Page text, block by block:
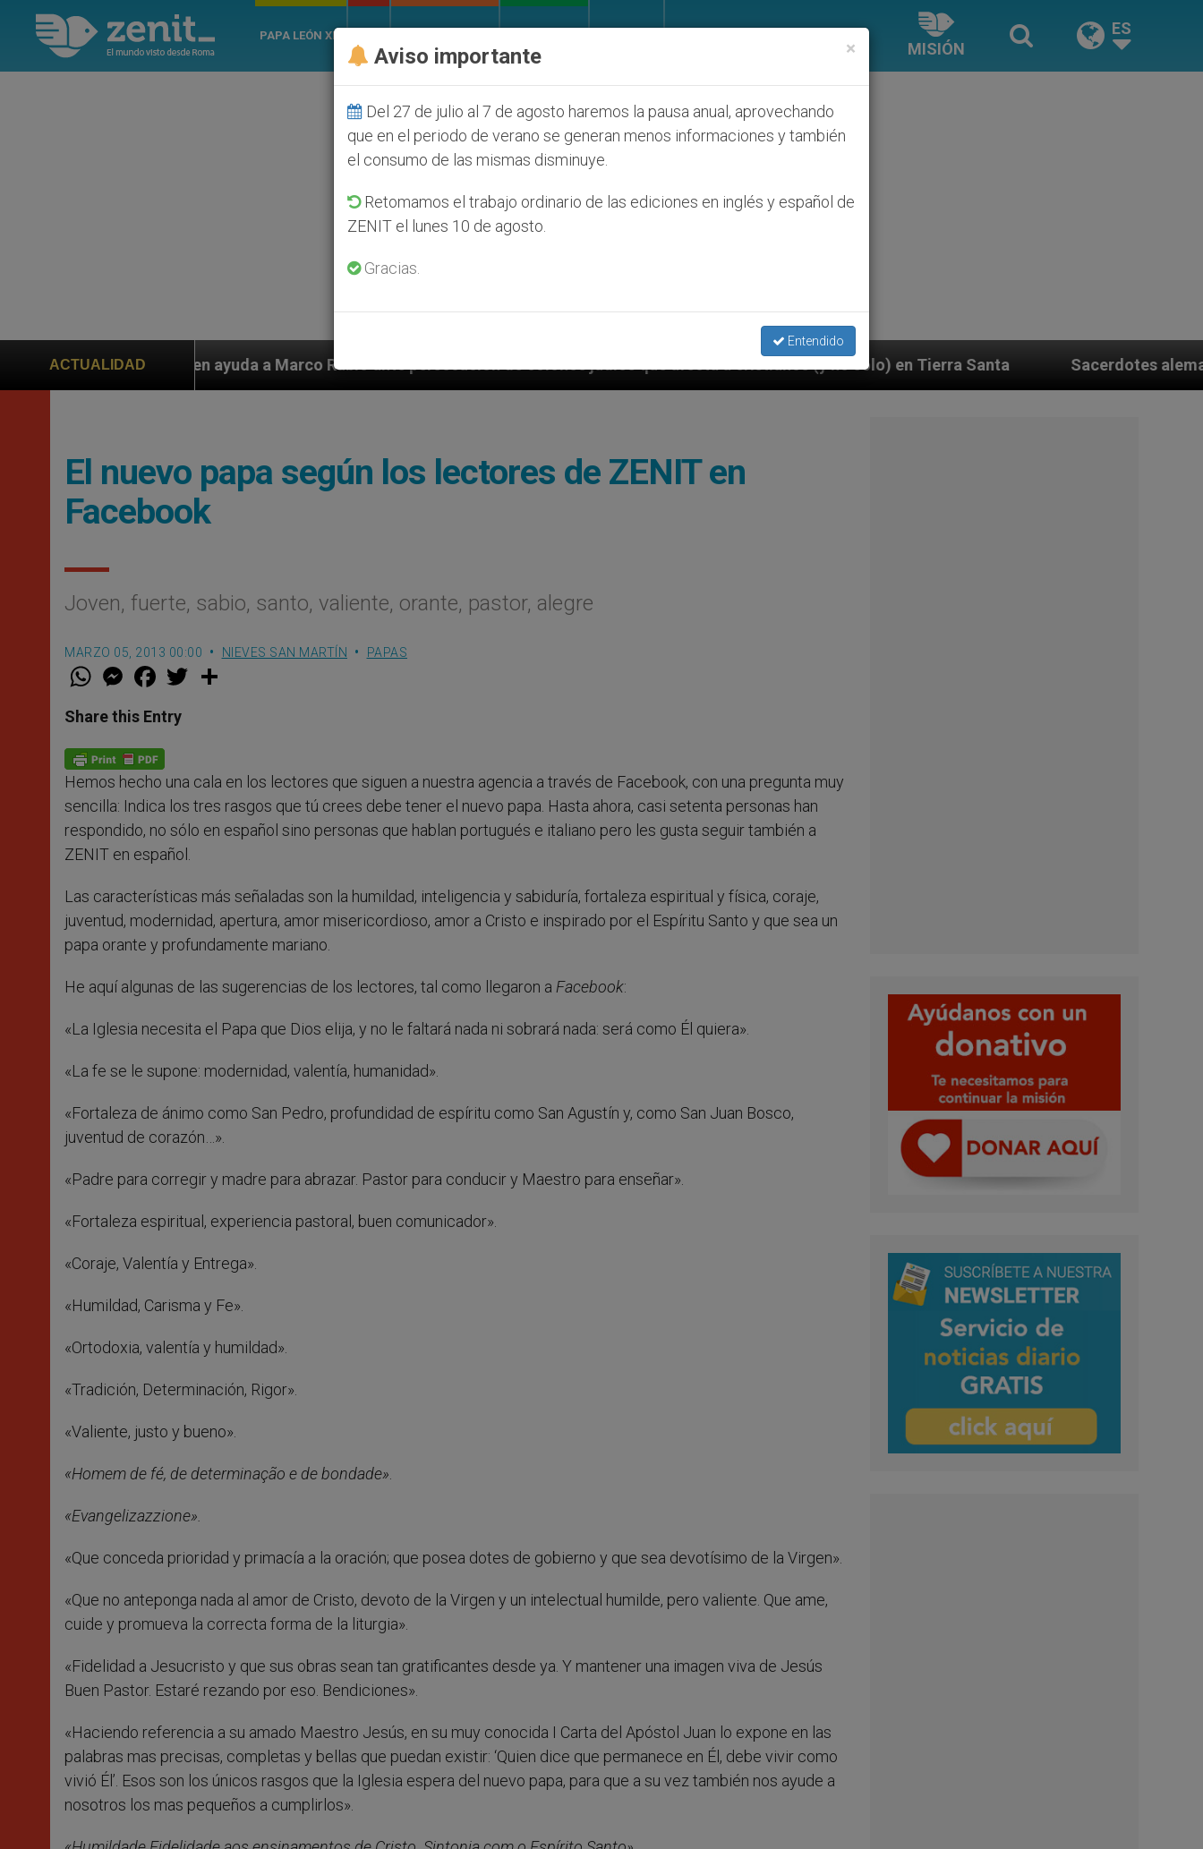
PAPA LEÓN XIV
MISIÓN
ES
ACTUALIDAD
piden ayuda a Marco Rubio ante persecución de colonos judíos que afecta a cristianos (y no sólo) en Tierra Santa Sacerdotes alemanes fieles al Papa
El nuevo papa según los lectores de ZENIT en
Facebook
Joven, fuerte, sabio, santo, valiente, orante, pastor, alegre
MARZO 05, 2013 00:00 NIEVES SAN MARTÍN PAPAS
W
t
s
p
p
M
e
s
e
g
e
r
F
a
e
b
o
k
w
Share this Entry
Hemos hecho una cala en los lectores que siguen a nuestra agencia a través de Facebook, con una pregunta muy
sencilla: Indica los tres rasgos que tú crees debe tener el nuevo papa. Hasta ahora, casi setenta personas han
respondido, no sólo en español sino personas que hablan portugués e italiano pero les gusta seguir también a
ZENIT en español.
Las características más señaladas son la humildad, inteligencia y sabiduría, fortaleza espiritual y física, coraje,
juventud, modernidad, apertura, amor misericordioso, amor a Cristo e inspirado por el Espíritu Santo y que sea un
papa orante y profundamente mariano.
He aquí algunas de las sugerencias de los lectores, tal como llegaron a Facebook:
«La Iglesia necesita el Papa que Dios elija, y no le faltará nada ni sobrará nada: será como Él quiera».
«La fe se le supone: modernidad, valentía, humanidad».
«Fortaleza de ánimo como San Pedro, profundidad de espíritu como San Agustín y, como San Juan Bosco,
juventud de corazón…».
«Padre para corregir y madre para abrazar. Pastor para conducir y Maestro para enseñar».
«Fortaleza espiritual, experiencia pastoral, buen comunicador».
«Coraje, Valentía y Entrega».
«Humildad, Carisma y Fe».
«Ortodoxia, valentía y humildad».
«Tradición, Determinación, Rigor».
«Valiente, justo y bueno».
«Homem de fé, de determinação e de bondade».
«Evangelizazzione».
«Que conceda prioridad y primacía a la oración; que posea dotes de gobierno y que sea devotísimo de la Virgen».
«Que no anteponga nada al amor de Cristo, devoto de la Virgen y un intelectual humilde, pero valiente. Que ame,
cuide y promueva la correcta forma de la liturgia».
«Fidelidad a Jesucristo y que sus obras sean tan gratificantes desde ya. Y mantener una imagen viva de Jesús
Buen Pastor. Estaré rezando por eso. Bendiciones».
«Haciendo referencia a su amado Maestro Jesús, en su muy conocida I Carta del Apóstol Juan lo expone en las
palabras mas precisas, completas y bellas que puedan existir: ‘Quien dice que permanece en Él, debe vivir como
vivió Él’. Esos son los únicos rasgos que la Iglesia espera del nuevo papa, para que a su vez también nos ayude a
nosotros los mas pequeños a cumplirlos».
×
Aviso importante
Del 27 de julio al 7 de agosto haremos la pausa anual, aprovechando
que en el periodo de verano se generan menos informaciones y también
el consumo de las mismas disminuye.
Retomamos el trabajo ordinario de las ediciones en inglés y español de
ZENIT el lunes 10 de agosto.
Gracias.
Entendido